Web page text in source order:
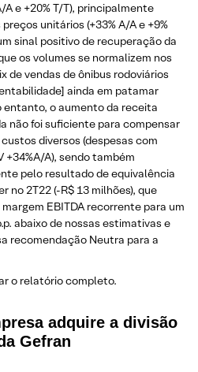
A e +20% T/T), principalmente
unitários (+33% A/A e +9%
sinal positivo de recuperação da
os volumes se normalizem nos
de vendas de ônibus rodoviários
ainda em patamar
entanto, o aumento da receita
não foi suficiente para compensar
diversos (despesas com
+34%A/A), sendo também
pelo resultado de equivalência
no 2T22 (-R$ 13 milhões), que
EBITDA recorrente para um
abaixo de nossas estimativas e
recomendação Neutra para a
o relatório completo.
adquire a divisão
Gefran